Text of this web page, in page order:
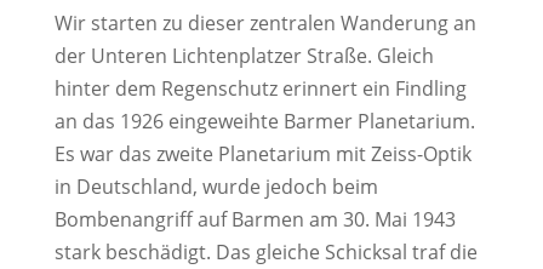
Wir starten zu dieser zentralen Wanderung an
der Unteren Lichtenplatzer Straße. Gleich
hinter dem Regenschutz erinnert ein Findling
an das 1926 eingeweihte Barmer Planetarium.
Es war das zweite Planetarium mit Zeiss-Optik
in Deutschland, wurde jedoch beim
Bombenangriff auf Barmen am 30. Mai 1943
stark beschädigt. Das gleiche Schicksal traf die